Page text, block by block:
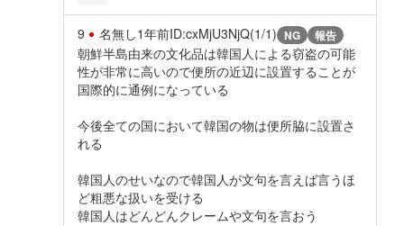
9 名無し1年前ID:cxMjU3NjQ(1/1) NG 報告
朝鮮半島由来の文化品は韓国人による窃盗の可能
性が非常に高いので便所の近辺に設置することが
国際的に通例になっている
今後全ての国において韓国の物は便所脇に設置さ
れる
韓国人のせいなので韓国人が文句を言えば言うほ
ど粗悪な扱いを受ける
韓国人はどんどんクレームや文句を言おう